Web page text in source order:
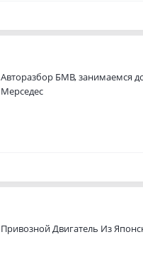
Авторазбор БМВ, занимаемся
Мерседес
Привозной Двигатель Из